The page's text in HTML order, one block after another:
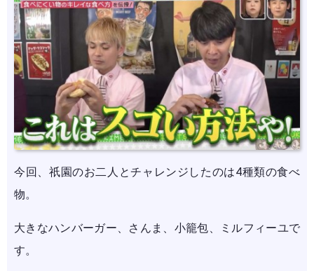
今回、祇園のお二人とチャレンジしたのは4種類の食べ
物。
大きなハンバーガー、さんま、小籠包、ミルフィーユで
す。